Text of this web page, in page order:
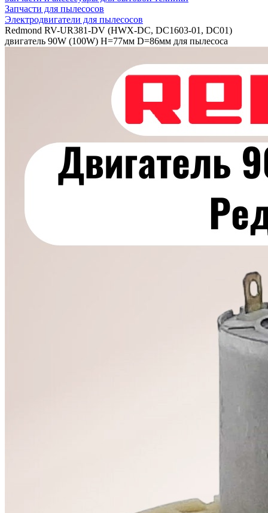
Запчасти для пылесосов
Электродвигатели для пылесосов
Redmond RV-UR381-DV (HWX-DC, DC1603-01, DC01)
двигатель 90W (100W) H=77мм D=86мм для пылесоса